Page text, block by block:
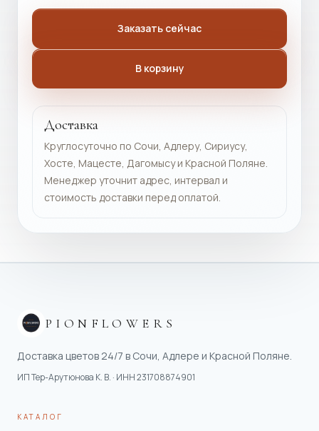
Заказать сейчас
В корзину
Доставка
Круглосуточно по Сочи, Адлеру, Сириусу,
Хосте, Мацесте, Дагомысу и Красной Поляне.
Менеджер уточнит адрес, интервал и
стоимость доставки перед оплатой.
PIONFLOWERS
Доставка цветов 24/7 в Сочи, Адлере и Красной Поляне.
ИП Тер-Арутюнова К. В. · ИНН231708874901
КАТАЛОГ